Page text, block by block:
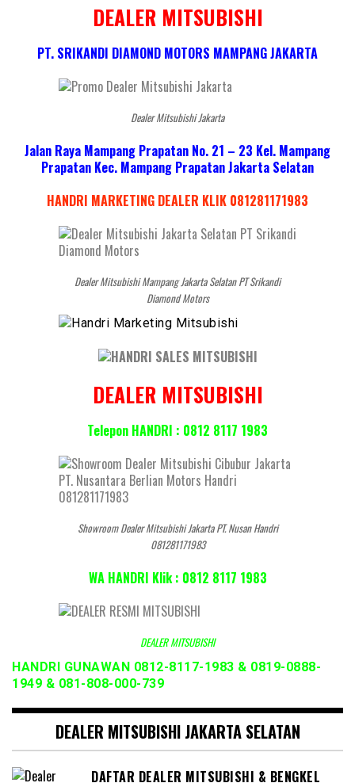
DEALER MITSUBISHI
PT. SRIKANDI DIAMOND MOTORS MAMPANG JAKARTA
Dealer Mitsubishi Jakarta
Jalan Raya Mampang Prapatan No. 21 – 23 Kel. Mampang
Prapatan Kec. Mampang Prapatan Jakarta Selatan
HANDRI MARKETING DEALER KLIK 081281171983
Dealer Mitsubishi Mampang Jakarta Selatan PT Srikandi
Diamond Motors
DEALER MITSUBISHI
Telepon HANDRI : 0812 8117 1983
Showroom Dealer Mitsubishi Jakarta PT. Nusan Handri
081281171983
WA HANDRI Klik : 0812 8117 1983
DEALER MITSUBISHI
HANDRI GUNAWAN 0812-8117-1983 & 0819-0888-
1949 & 081-808-000-739
DEALER MITSUBISHI JAKARTA SELATAN
DAFTAR DEALER MITSUBISHI & BENGKEL